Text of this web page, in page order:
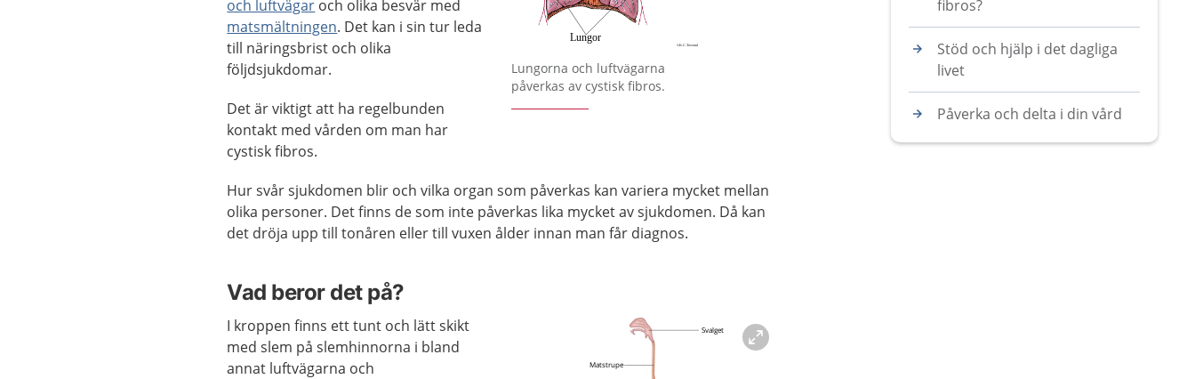
Lungorna och luftvägarna
påverkas av cystisk fibros.
och luftvägar och olika besvär med
matsmältningen. Det kan i sin tur leda
till näringsbrist och olika
följdsjukdomar.
Det är viktigt att ha regelbunden
kontakt med vården om man har
cystisk fibros.
Hur svår sjukdomen blir och vilka organ som påverkas kan variera mycket mellan
olika personer. Det finns de som inte påverkas lika mycket av sjukdomen. Då kan
det dröja upp till tonåren eller till vuxen ålder innan man får diagnos.
Vad beror det på?
I kroppen finns ett tunt och lätt skikt
med slem på slemhinnorna i bland
annat luftvägarna och
fibros?
Stöd och hjälp i det dagliga
livet
Påverka och delta i din vård